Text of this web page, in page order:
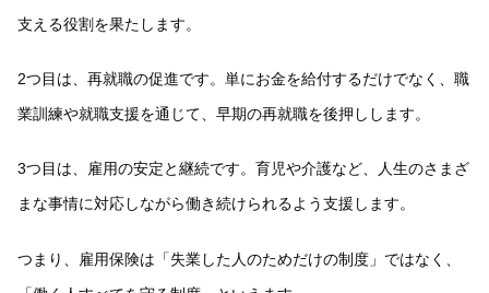
支える役割を果たします。
2つ目は、再就職の促進です。単にお金を給付するだけでなく、職
業訓練や就職支援を通じて、早期の再就職を後押しします。
3つ目は、雇用の安定と継続です。育児や介護など、人生のさまざ
まな事情に対応しながら働き続けられるよう支援します。
つまり、雇用保険は「失業した人のためだけの制度」ではなく、